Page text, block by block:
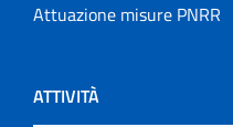
Attuazione misure PNRR
ATTIVITÀ